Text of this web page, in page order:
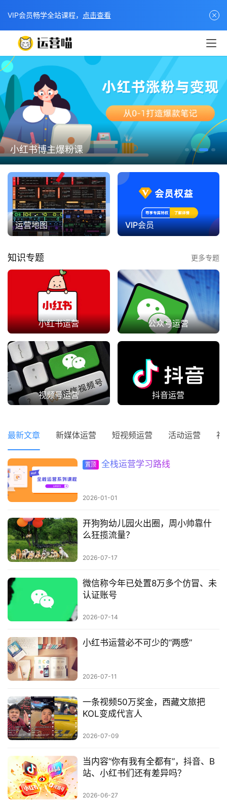
小红书博主爆粉课
运营地图 VIP会员
知识专题 更多专题
小红书运营 公众号运营
视频号运营 抖音运营
最新文章 新媒体运营 短视频运营 活动运营 社
置顶 全栈运营学习路线
2026-01-01
开狗狗幼儿园火出圈，周小帅靠什
么狂揽流量？
2026-07-17
微信称今年已处置8万多个仿冒、未
认证账号
2026-07-14
小红书运营必不可少的“两感”
2026-07-11
一条视频50万奖金，西藏文旅把
KOL变成代言人
2026-07-09
当内容“你有我有全都有”，抖音、B
站、小红书们还有差异吗？
2026-06-27
VIP会员畅学全站课程， 点击查看